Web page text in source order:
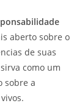
aberto sobre o
de suas
como um
sobre a